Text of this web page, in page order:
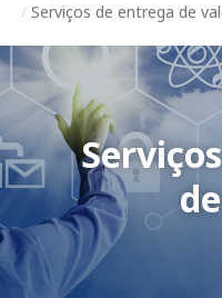
Serviços de entrega de